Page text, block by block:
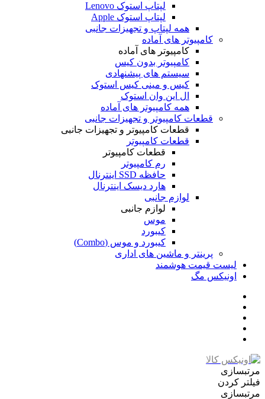
لپتاپ استوک Lenovo
لپتاپ استوک Apple
همه لپتاپ و تجهیزات جانبی
کامپیوتر های آماده
کامپیوتر های آماده
کامپیوتر بدون کیس
سیستم های پیشنهادی
کیس و مینی کیس استوک
ال این وان استوک
همه کامپیوتر های آماده
قطعات کامپیوتر و تجهیزات جانبی
قطعات کامپیوتر و تجهیزات جانبی
قطعات کامپیوتر
قطعات کامپیوتر
رم کامپیوتر
حافظه SSD اینترنال
هارد دیسک اینترنال
لوازم جانبی
لوازم جانبی
موس
کیبورد
کیبورد و موس (Combo)
پرینتر و ماشین های اداری
لیست قیمت هوشمند
اونیکس مگ
مرتبسازی
فیلتر کردن
مرتبسازی